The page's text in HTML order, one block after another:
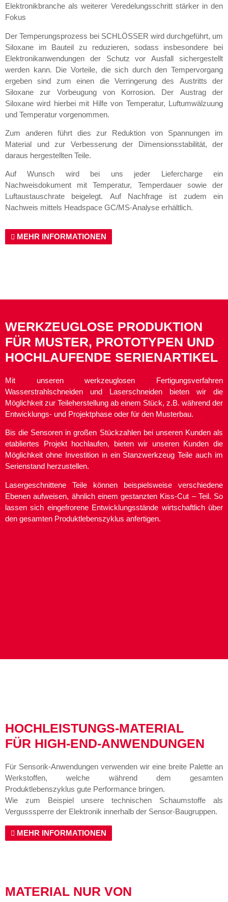
Elektronikbranche als weiterer Veredelungsschritt stärker in den
Fokus
Der Temperungsprozess bei SCHLÖSSER wird durchgeführt, um
Siloxane im Bauteil zu reduzieren, sodass insbesondere bei
Elektronikanwendungen der Schutz vor Ausfall sichergestellt
werden kann. Die Vorteile, die sich durch den Tempervorgang
ergeben sind zum einen die Verringerung des Austritts der
Siloxane zur Vorbeugung von Korrosion. Der Austrag der
Siloxane wird hierbei mit Hilfe von Temperatur, Luftumwälzuung
und Temperatur vorgenommen.
Zum anderen führt dies zur Reduktion von Spannungen im
Material und zur Verbesserung der Dimensionsstabilität, der
daraus hergestellten Teile.
Auf Wunsch wird bei uns jeder Liefercharge ein
Nachweisdokument mit Temperatur, Temperdauer sowie der
Luftaustauschrate beigelegt. Auf Nachfrage ist zudem ein
Nachweis mittels Headspace GC/MS-Analyse erhältlich.
MEHR INFORMATIONEN
WERKZEUGLOSE PRODUKTION
FÜR MUSTER, PROTOTYPEN UND
HOCHLAUFENDE SERIENARTIKEL
Mit unseren werkzeuglosen Fertigungsverfahren
Wasserstrahlschneiden und Laserschneiden bieten wir die
Möglichkeit zur Teileherstellung ab einem Stück, z.B. während der
Entwicklungs- und Projektphase oder für den Musterbau.
Bis die Sensoren in großen Stückzahlen bei unseren Kunden als
etabliertes Projekt hochlaufen, bieten wir unseren Kunden die
Möglichkeit ohne Investition in ein Stanzwerkzeug Teile auch im
Serienstand herzustellen.
Lasergeschnittene Teile können beispielsweise verschiedene
Ebenen aufweisen, ähnlich einem gestanzten Kiss-Cut – Teil. So
lassen sich eingefrorene Entwicklungsstände wirtschaftlich über
den gesamten Produktlebenszyklus anfertigen.
HOCHLEISTUNGS-MATERIAL
FÜR HIGH-END-ANWENDUNGEN
Für Sensorik-Anwendungen verwenden wir eine breite Palette an
Werkstoffen, welche während dem gesamten
Produktlebenszyklus gute Performance bringen.
Wie zum Beispiel unsere technischen Schaumstoffe als
Vergusssperre der Elektronik innerhalb der Sensor-Baugruppen.
MEHR INFORMATIONEN
MATERIAL NUR VON